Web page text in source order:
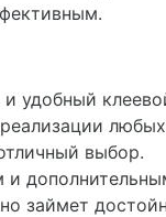
удобный
любых
выбор.
и
займет